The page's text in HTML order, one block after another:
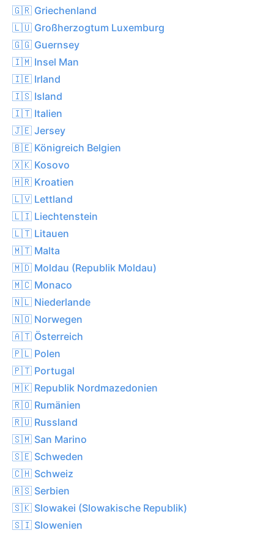
🇬🇷 Griechenland
🇱🇺 Großherzogtum Luxemburg
🇬🇬 Guernsey
🇮🇲 Insel Man
🇮🇪 Irland
🇮🇸 Island
🇮🇹 Italien
🇯🇪 Jersey
🇧🇪 Königreich Belgien
🇽🇰 Kosovo
🇭🇷 Kroatien
🇱🇻 Lettland
🇱🇮 Liechtenstein
🇱🇹 Litauen
🇲🇹 Malta
🇲🇩 Moldau (Republik Moldau)
🇲🇨 Monaco
🇳🇱 Niederlande
🇳🇴 Norwegen
🇦🇹 Österreich
🇵🇱 Polen
🇵🇹 Portugal
🇲🇰 Republik Nordmazedonien
🇷🇴 Rumänien
🇷🇺 Russland
🇸🇲 San Marino
🇸🇪 Schweden
🇨🇭 Schweiz
🇷🇸 Serbien
🇸🇰 Slowakei (Slowakische Republik)
🇸🇮 Slowenien